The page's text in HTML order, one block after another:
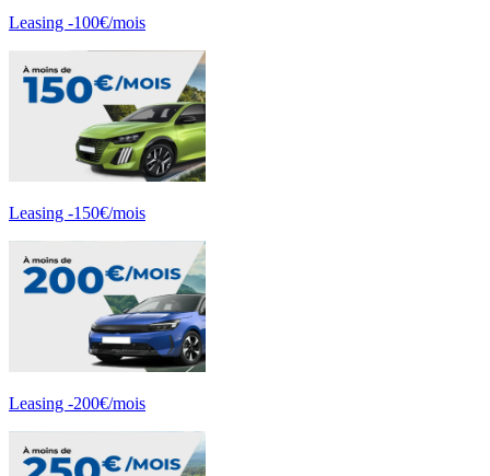
Leasing -100€/mois
Leasing -150€/mois
Leasing -200€/mois